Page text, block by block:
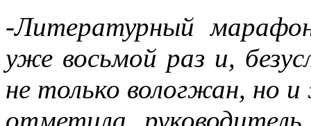
-Литературный
уже восьмой раз и,
не только вологжан, но
отметила